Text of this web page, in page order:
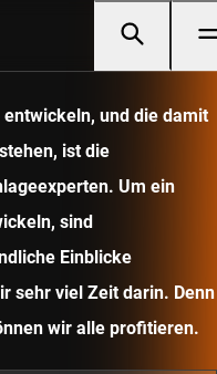
entwickeln, und die damit
ist die
Um ein
sind
Einblicke
sehr viel Zeit darin. Denn
wir alle profitieren.